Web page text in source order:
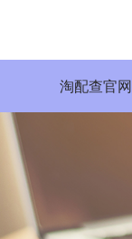
淘配查官网